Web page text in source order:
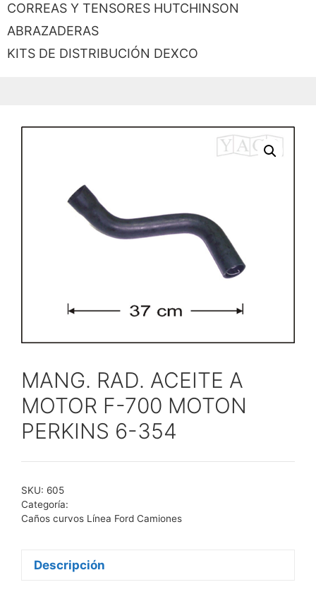
MANG. RAD. ACEITE A
MOTOR F-700 MOTON
PERKINS 6-354
SKU: 605
Categoría:
Caños curvos Línea Ford Camiones
Descripción
CORREAS Y TENSORES HUTCHINSON
ABRAZADERAS
KITS DE DISTRIBUCIÓN DEXCO